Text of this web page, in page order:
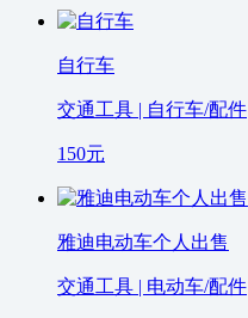
自行车
交通工具 | 自行车/配件
150元
雅迪电动车个人出售
交通工具 | 电动车/配件